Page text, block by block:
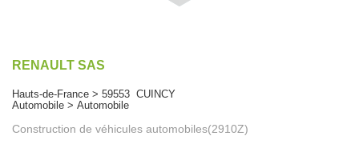
RENAULT SAS
Hauts-de-France > 59553 CUINCY
Automobile > Automobile
Construction de véhicules automobiles(2910Z)